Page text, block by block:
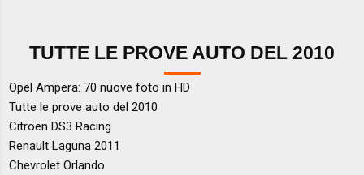
TUTTE LE PROVE AUTO DEL 2010
Opel Ampera: 70 nuove foto in HD
Tutte le prove auto del 2010
Citroën DS3 Racing
Renault Laguna 2011
Chevrolet Orlando